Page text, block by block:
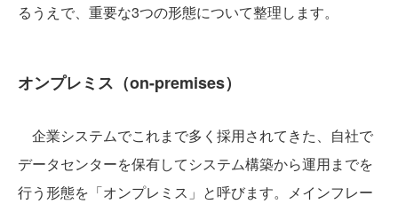
るうえで、重要な3つの形態について整理します。
オンプレミス（on-premises）
企業システムでこれまで多く採用されてきた、自社で
データセンターを保有してシステム構築から運用までを
行う形態を「オンプレミス」と呼びます。メインフレー